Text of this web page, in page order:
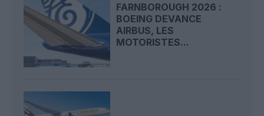
FARNBOROUGH 2026 :
BOEING DEVANCE
AIRBUS, LES
MOTORISTES...